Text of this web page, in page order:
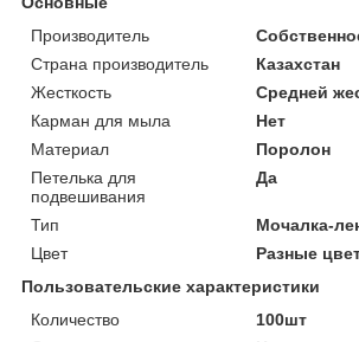
Производитель
Страна производитель
Казахстан
Жесткость
Средней
Карман для мыла
Нет
Материал
Поролон
Петелька для
подвешивания
Да
Тип
Мочалка-
Цвет
Разные
Пользовательские характеристики
Количество
100шт